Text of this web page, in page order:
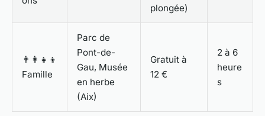
plongée)
👨‍👩‍👧‍👦
Famille
Parc de
Pont-de-
Gau, Musée
en herbe
(Aix)
Gratuit à
12 €
2 à 6
heure
s